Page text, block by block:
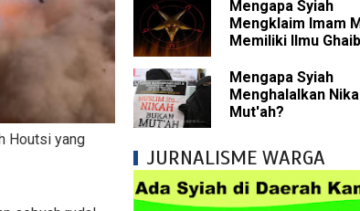
Menyikapi Peran Sahabat Nabi
terhadap Hadis Shahih Sunni
terhadap Khalifah Utsman bin Affan
Nikah Mut'ah?
dalam Pemahaman tentang Khalifah
Houtsi yang
Mengapa Syiah
Mengklaim Imam
Memiliki Ilmu
Mengapa Syiah
Menghalalkan
Mut'ah?
JURNALISME WARGA